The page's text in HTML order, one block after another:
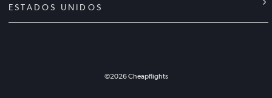
ESTADOS UNIDOS
©2026Cheapflights